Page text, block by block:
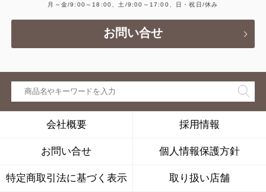
月～金/9:00～18:00、土/9:00～17:00、日・祝日/休み
お問い合せ
会社概要 採用情報
お問い合せ 個人情報保護方針
特定商取引法に基づく表示 取り扱い店舗